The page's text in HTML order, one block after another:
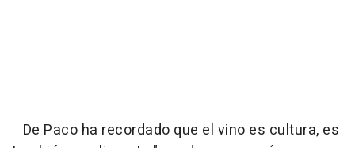
De Paco ha recordado que el vino es cultura, es